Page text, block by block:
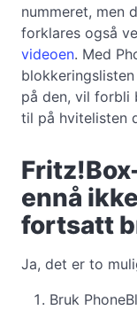
nummeret, men
forklares også
videoen. Med
på den, vil forbli
til på hvitelisten
ennå
fortsatt
Ja, det er to
Bruk